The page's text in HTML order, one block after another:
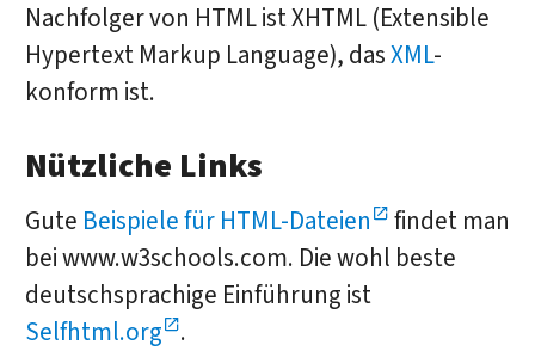
Nachfolger von HTML ist XHTML (Extensible
Hypertext Markup Language), dasXML-
konform ist.
Nützliche Links
Gute Beispiele für HTML-Dateien
findet man
bei www.w3schools.com. Die wohl beste
deutschsprachige Einführung ist
Selfhtml.org .